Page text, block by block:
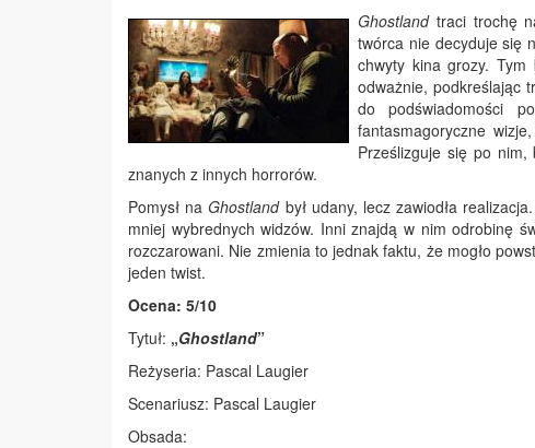
Ghostland traci trochę
twórca nie decyduje się
chwyty kina grozy. Tym
odważnie, podkreślając
do podświadomości
fantasmagoryczne
Prześlizguje się po
znanych z innych horrorów.
Pomysł naGhostlandbył udany, lecz zawiodła
mniej wybrednych widzów. Inni znajdą w nim odrobinę
rozczarowani. Nie zmienia to jednak faktu, że mogło
jeden twist.
Ocena: 5/10
Tytuł: „Ghostland”
Reżyseria: Pascal Laugier
Scenariusz: Pascal Laugier
Obsada: